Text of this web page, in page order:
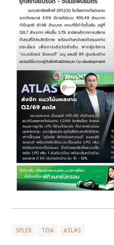
SFLEX TOA ATLAS